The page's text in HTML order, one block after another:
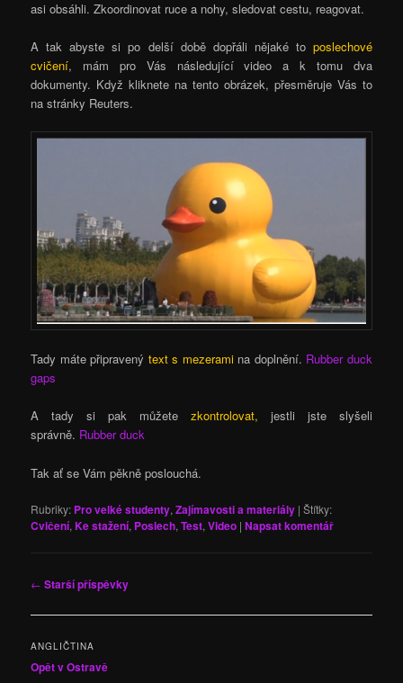
asi obsáhli. Zkoordinovat ruce a nohy, sledovat cestu, reagovat.
A tak abyste si po delší době dopřáli nějaké to poslechové
cvičení, mám pro Vás následující video a k tomu dva
dokumenty. Když kliknete na tento obrázek, přesměruje Vás to
na stránky Reuters.
Tady máte připravený text s mezeramina doplnění. Rubber duck
gaps
A tady si pak můžete zkontrolovat, jestli jste slyšeli
správně. Rubber duck
Tak ať se Vám pěkně poslouchá.
Rubriky: Pro velké studenty,Zajímavosti a materiály |Štítky:
Cvičení,Ke stažení, Poslech,Test,Video |Napsat komentář
Navigace
příspěvky
← Starší příspěvky
ANGLIČTINA
Opět v Ostravě